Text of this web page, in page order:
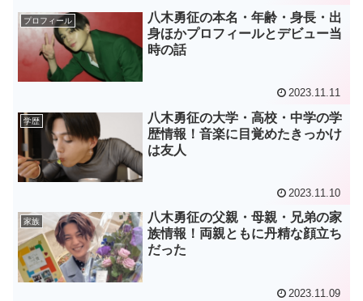
プロフィール
八木勇征の本名・年齢・身長・出
身ほかプロフィールとデビュー当
時の話
2023.11.11
学歴
八木勇征の大学・高校・中学の学
歴情報！音楽に目覚めたきっかけ
は友人
2023.11.10
家族
八木勇征の父親・母親・兄弟の家
族情報！両親ともに丹精な顔立ち
だった
2023.11.09